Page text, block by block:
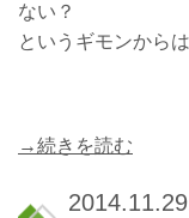
ない？
というギモンから
→続きを読む